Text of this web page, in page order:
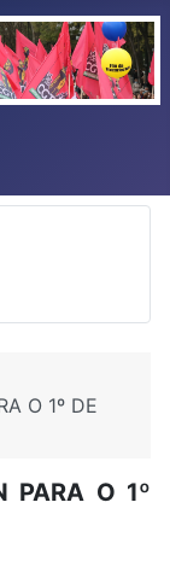
O 1º DE
PARA O 1º